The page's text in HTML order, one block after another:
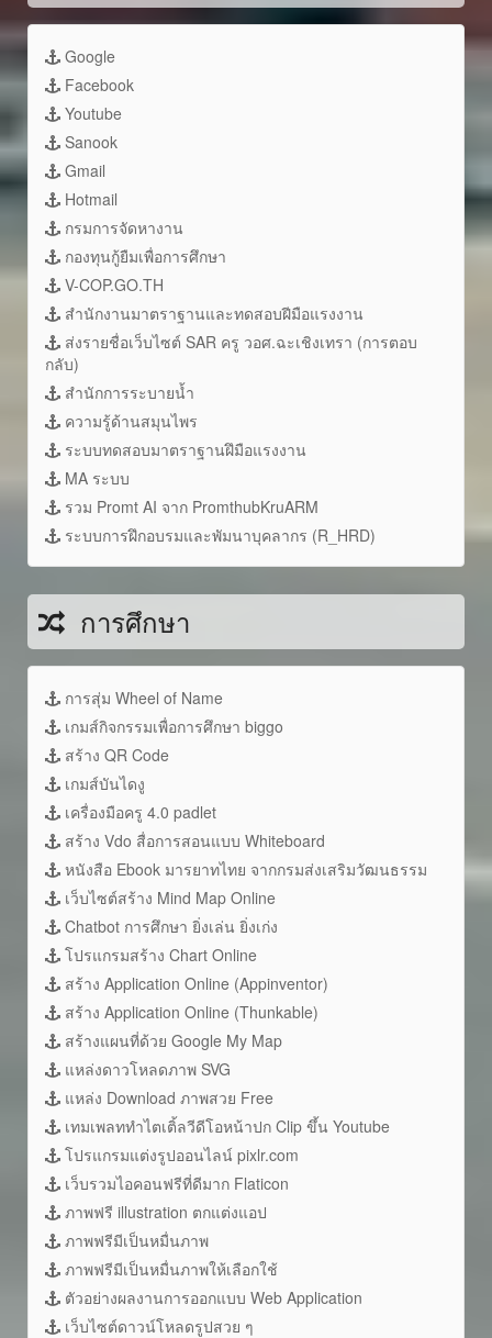
Google
Facebook
Youtube
Sanook
Gmail
Hotmail
กรมการจัดหางาน
กองทุนกู้ยืมเพื่อการศึกษา
V-COP.GO.TH
สำนักงานมาตราฐานและทดสอบฝีมือแรงงาน
ส่งรายชื่อเว็บไซต์ SAR ครู วอศ.ฉะเชิงเทรา (การตอบ
กลับ)
สำนักการระบายน้ำ
ความรู้ด้านสมุนไพร
ระบบทดสอบมาตราฐานฝึมือแรงงาน
MA ระบบ
รวม Promt AI จาก PromthubKruARM
ระบบการฝึกอบรมและพัมนาบุคลากร (R_HRD)
การศึกษา
การสุ่ม Wheel of Name
เกมส์กิจกรรมเพื่อการศึกษา biggo
สร้าง QR Code
เกมส์บันไดงู
เครื่องมือครู 4.0 padlet
สร้าง Vdo สื่อการสอนแบบ Whiteboard
หนังสือ Ebook มารยาทไทย จากกรมส่งเสริมวัฒนธรรม
เว็บไซต์สร้าง Mind Map Online
Chatbot การศึกษา ยิ่งเล่น ยิ่งเก่ง
โปรแกรมสร้าง Chart Online
สร้าง Application Online (Appinventor)
สร้าง Application Online (Thunkable)
สร้างแผนที่ด้วย Google My Map
แหล่งดาวโหลดภาพ SVG
แหล่ง Download ภาพสวย Free
เทมเพลททำไตเติ้ลวีดีโอหน้าปก Clip ขึ้น Youtube
โปรแกรมแต่งรูปออนไลน์ pixlr.com
เว็บรวมไอคอนฟรีที่ดีมาก Flaticon
ภาพฟรี illustration ตกแต่งแอป
ภาพฟรีมีเป็นหมื่นภาพ
ภาพฟรีมีเป็นหมื่นภาพให้เลือกใช้
ตัวอย่างผลงานการออกแบบ Web Application
เว็บไซต์ดาวน์โหลดรูปสวย ๆ